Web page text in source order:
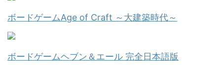
ボードゲームAge of Craft ～大建築時代～
ボードゲームヘブン＆エール 完全日本語版